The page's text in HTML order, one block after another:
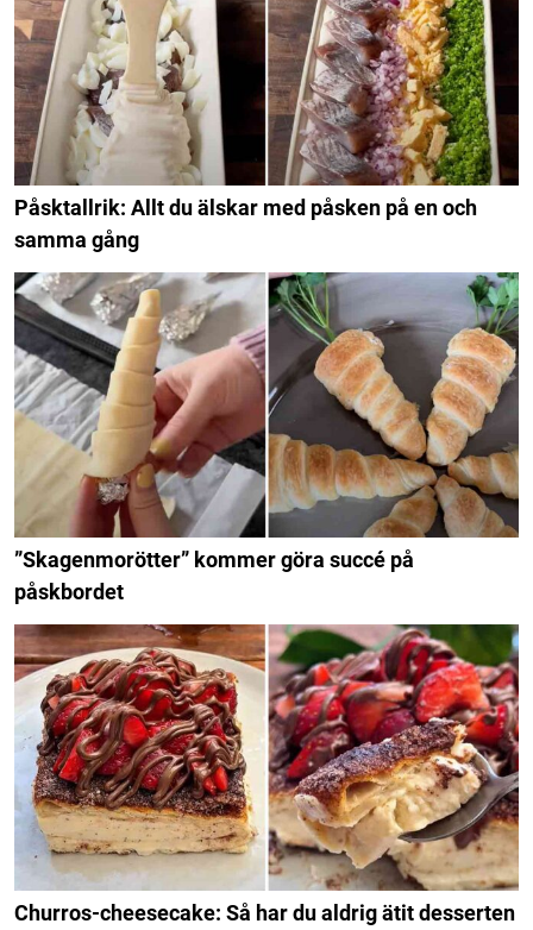
Påsktallrik: Allt du älskar med påsken på en och
samma gång
”Skagenmorötter” kommer göra succé på
påskbordet
Churros-cheesecake: Så har du aldrig ätit desserten